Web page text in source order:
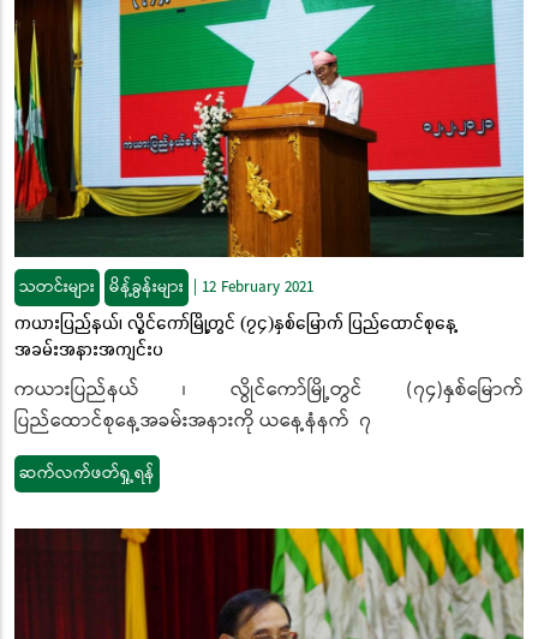
သတင်းများ မိန့်ခွန်းများ | 12 February 2021
ကယားပြည်နယ်၊ လွိုင်ကော်မြို့တွင် (၇၄)နှစ်မြောက် ပြည်ထောင်စုနေ့
အခမ်းအနားအကျင်းပ
ကယားပြည်နယ် ၊ လွိုင်ကော်မြို့တွင် (၇၄)နှစ်မြောက်
ပြည်ထောင်စုနေ့အခမ်းအနားကို ယနေ့နံနက် ၇
ဆက်လက်ဖတ်ရှု့ရန်